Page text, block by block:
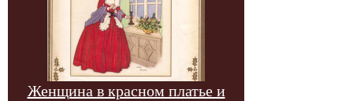
Женщина в красном платье и